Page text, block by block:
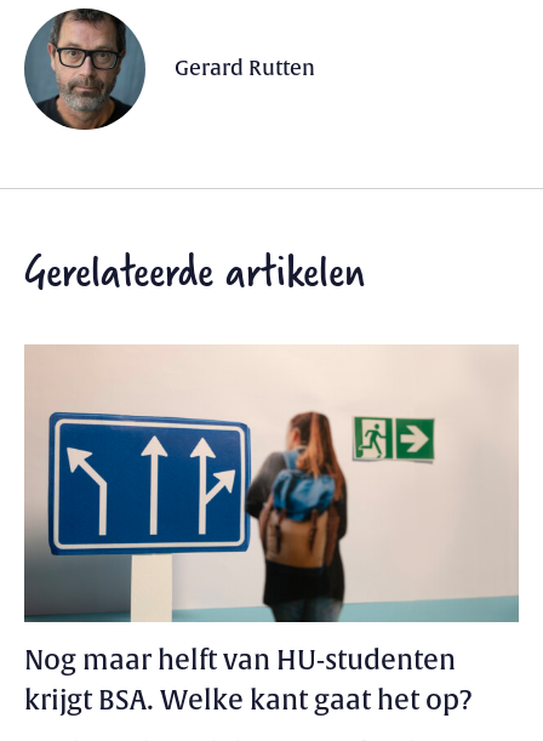
Gerard Rutten
Gerelateerde artikelen
Nog maar helft van HU-studenten
krijgt BSA. Welke kant gaat het op?